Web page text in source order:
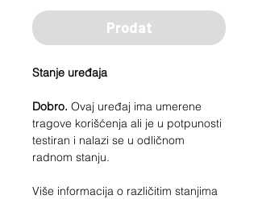
Prodat
Stanje uređaja
Dobro. Ovaj uređaj ima umerene
tragove korišćenja ali je u potpunosti
testiran i nalazi se u odličnom
radnom stanju.
Više informacija o različitim stanjima